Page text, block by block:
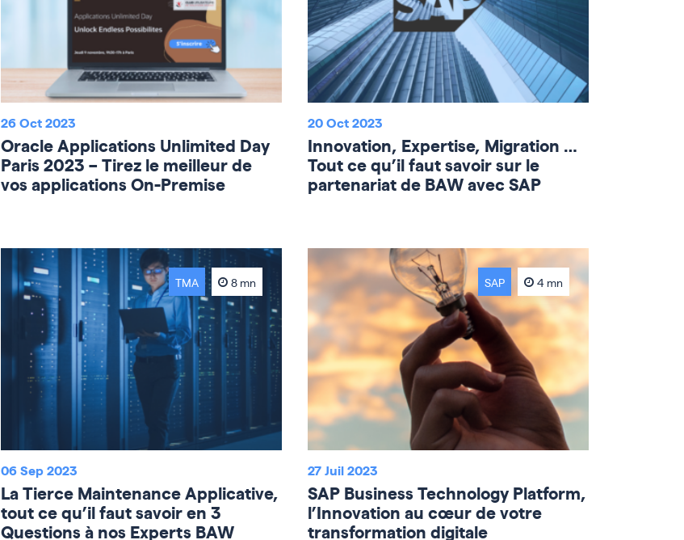
26 Oct 2023
Oracle Applications Unlimited Day
Paris 2023 – Tirez le meilleur de
vos applications On-Premise
20 Oct 2023
Innovation, Expertise, Migration …
Tout ce qu’il faut savoir sur le
partenariat de BAW avec SAP
TMA 8 mn
06 Sep 2023
La Tierce Maintenance Applicative,
tout ce qu’il faut savoir en 3
Questions à nos Experts BAW
SAP 4 mn
27 Juil 2023
SAP Business Technology Platform,
l’Innovation au cœur de votre
transformation digitale